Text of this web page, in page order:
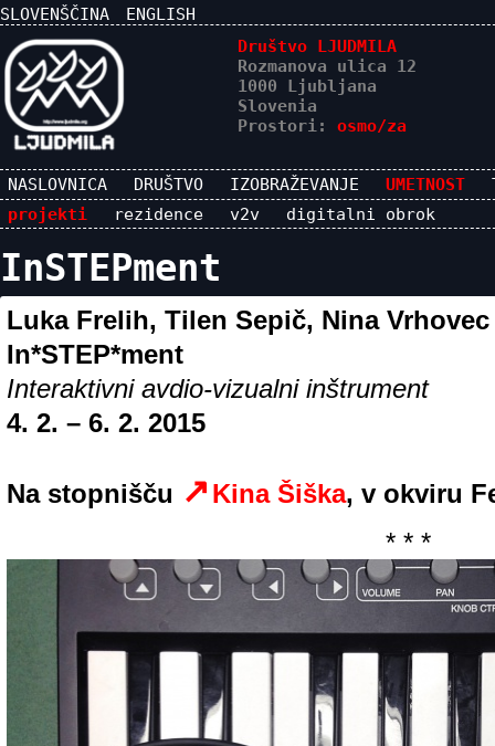
SLOVENŠČINA
ENGLISH
Društvo LJUDMILA
Rozmanova ulica 12
1000 Ljubljana
Slovenia
Prostori: osmo/za
NASLOVNICA DRUŠTVO IZOBRAŽEVANJE UMETNOST
projekti
rezidence v2v digitalni obrok
InSTEPment
Luka Frelih, Tilen Sepič, Nina
In*STEP*ment
Interaktivni avdio-vizualni inštrument
4. 2. – 6. 2. 2015
Na stopnišču Kina Šiška, v okviru
* * *